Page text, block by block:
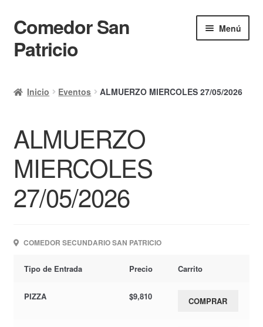
Ir
a
la
Ir
al
contenido
Comedor San
Patricio
Menú
Calendario
Mi cuenta
Ayuda Rapida
Finalizar compra
Inicio Eventos ALMUERZO MIERCOLES 27/05/2026
ALMUERZO
MIERCOLES
27/05/2026
COMEDOR SECUNDARIO SAN PATRICIO
Tipo de Entrada Precio Carrito
PIZZA $9,810 COMPRAR